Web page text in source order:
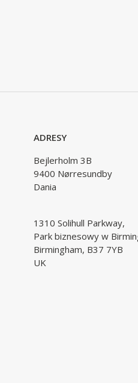
ADRESY
Bejlerholm 3B
9400 Nørresundby
Dania
1310 Solihull Parkway,
Park biznesowy w
Birmingham, B37 7YB
UK